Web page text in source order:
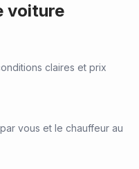
voiture
claires et prix
vous et le chauffeur au